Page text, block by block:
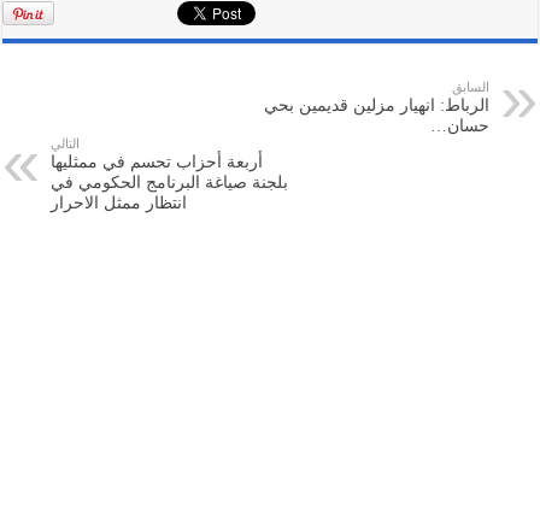
السابق
الرباط: انهيار مزلين قديمين بحي
حسان…
التالي
أربعة أحزاب تحسم في ممثليها
بلجنة صياغة البرنامج الحكومي في
انتظار ممثل الاحرار